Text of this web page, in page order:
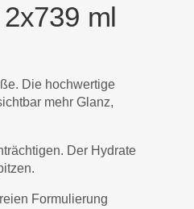
ml
Die hochwertige
mehr Glanz,
Der Hydrate
Formulierung